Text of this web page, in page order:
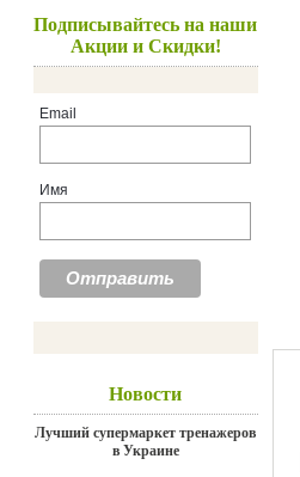
Подписывайтесь на наши
Акции и Скидки!
Email
Имя
Новости
Лучший супермаркет тренажеров
в Украине